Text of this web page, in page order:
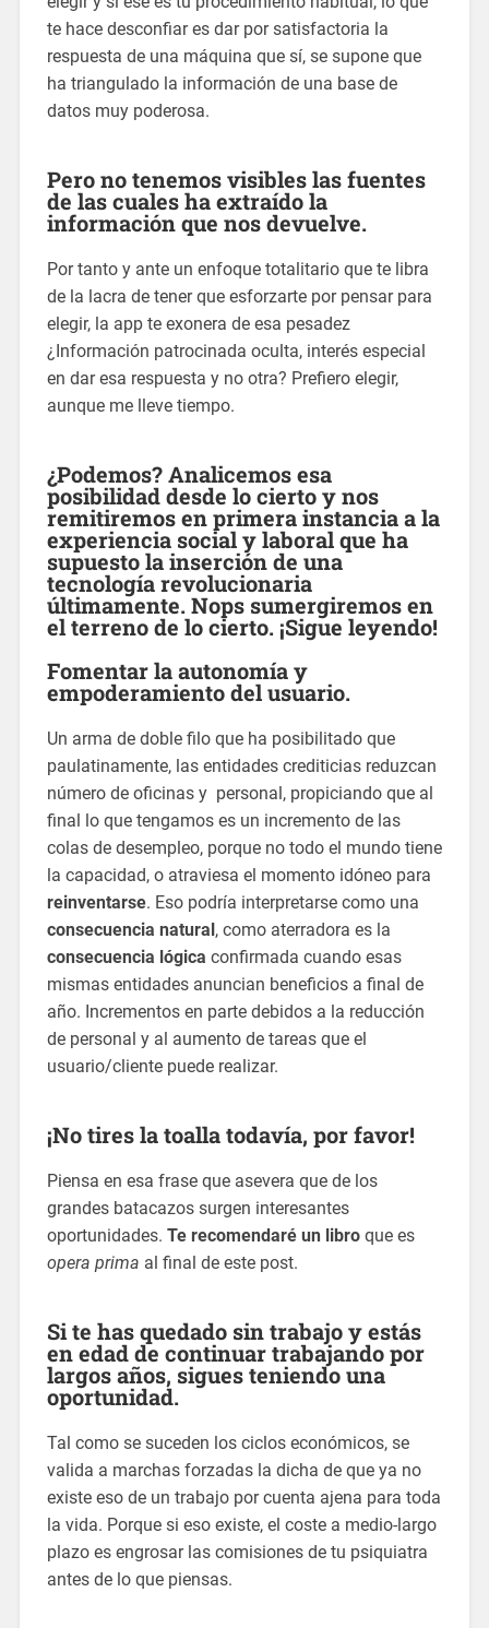
te hace desconfiar es dar por satisfactoria la
respuesta de una máquina que sí, se supone que
ha triangulado la información de una base de
datos muy poderosa.
Pero no tenemos visibles las fuentes
de las cuales ha extraído la
información que nos devuelve.
Por tanto y ante un enfoque totalitario que te libra
de la lacra de tener que esforzarte por pensar para
elegir, la app te exonera de esa pesadez
¿Información patrocinada oculta, interés especial
en dar esa respuesta y no otra? Prefiero elegir,
aunque me lleve tiempo.
¿Podemos? Analicemos esa
posibilidad desde lo cierto y nos
remitiremos en primera instancia a la
experiencia social y laboral que ha
supuesto la inserción de una
tecnología revolucionaria
últimamente. Nops sumergiremos en
el terreno de lo cierto. ¡Sigue leyendo!
Fomentar la autonomía y
empoderamiento del usuario.
Un arma de doble filo que ha posibilitado que
paulatinamente, las entidades crediticias reduzcan
número de oficinas y personal, propiciando que al
final lo que tengamos es un incremento de las
colas de desempleo, porque no todo el mundo tiene
la capacidad, o atraviesa el momento idóneo para
reinventarse. Eso podría interpretarse como una
consecuencia natural, como aterradora es la
consecuencia lógica confirmada cuando esas
mismas entidades anuncian beneficios a final de
año. Incrementos en parte debidos a la reducción
de personal y al aumento de tareas que el
usuario/cliente puede realizar.
¡No tires la toalla todavía, por favor!
Piensa en esa frase que asevera que de los
grandes batacazos surgen interesantes
oportunidades. Te recomendaré un libroque es
opera prima al final de este post.
Si te has quedado sin trabajo y estás
en edad de continuar trabajando por
largos años, sigues teniendo una
oportunidad.
Tal como se suceden los ciclos económicos, se
valida a marchas forzadas la dicha de que ya no
existe eso de un trabajo por cuenta ajena para toda
la vida. Porque si eso existe, el coste a medio-largo
plazo es engrosar las comisiones de tu psiquiatra
antes de lo que piensas.